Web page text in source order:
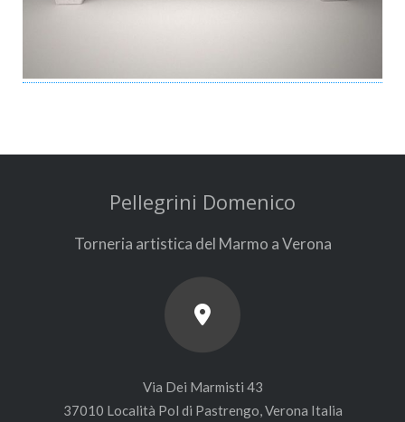
Pellegrini Domenico
Torneria artistica del Marmo a Verona
Via Dei Marmisti 43
37010 Località Pol di Pastrengo, Verona Italia